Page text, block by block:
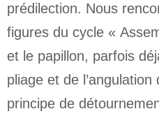
prédilection. Nous
figures du cycle «
et le papillon, parfois
pliage et de
principe de